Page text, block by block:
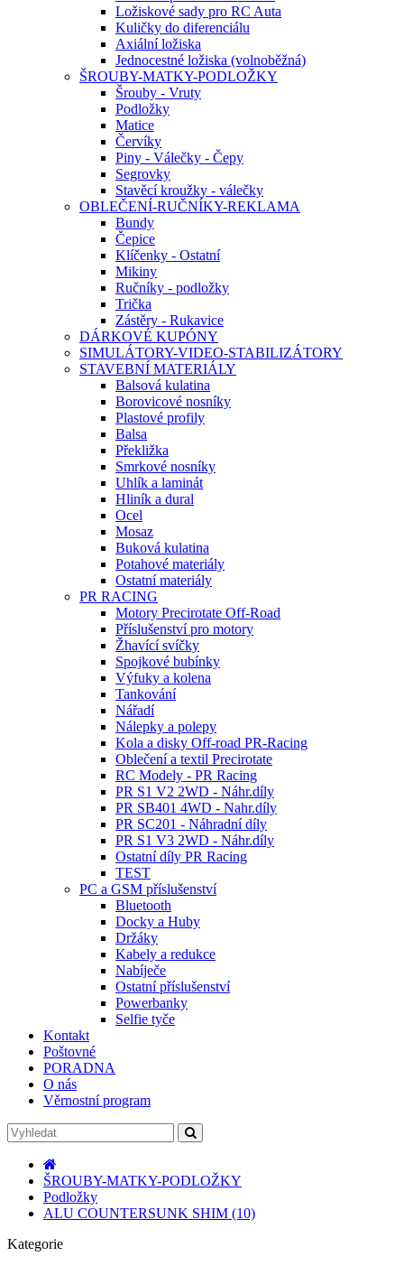
Ložiskové sady pro RC Auta
Kuličky do diferenciálu
Axiální ložiska
Jednocestné ložiska (volnoběžná)
ŠROUBY-MATKY-PODLOŽKY
Šrouby - Vruty
Podložky
Matice
Červíky
Piny - Válečky - Čepy
Segrovky
Stavěcí kroužky - válečky
OBLEČENÍ-RUČNÍKY-REKLAMA
Bundy
Čepice
Klíčenky - Ostatní
Mikiny
Ručníky - podložky
Trička
Zástěry - Rukavice
DÁRKOVÉ KUPÓNY
SIMULÁTORY-VIDEO-STABILIZÁTORY
STAVEBNÍ MATERIÁLY
Balsová kulatina
Borovicové nosníky
Plastové profily
Balsa
Překližka
Smrkové nosníky
Uhlík a laminát
Hliník a dural
Ocel
Mosaz
Buková kulatina
Potahové materiály
Ostatní materiály
PR RACING
Motory Precirotate Off-Road
Příslušenství pro motory
Žhavící svíčky
Spojkové bubínky
Výfuky a kolena
Tankování
Nářadí
Nálepky a polepy
Kola a disky Off-road PR-Racing
Oblečení a textil Precirotate
RC Modely - PR Racing
PR S1 V2 2WD - Náhr.díly
PR SB401 4WD - Nahr.díly
PR SC201 - Náhradní díly
PR S1 V3 2WD - Náhr.díly
Ostatní díly PR Racing
TEST
PC a GSM příslušenství
Bluetooth
Docky a Huby
Držáky
Kabely a redukce
Nabíječe
Ostatní příslušenství
Powerbanky
Selfie tyče
Kontakt
Poštovné
PORADNA
O nás
Věrnostní program
ŠROUBY-MATKY-PODLOŽKY
Podložky
ALU COUNTERSUNK SHIM (10)
Kategorie